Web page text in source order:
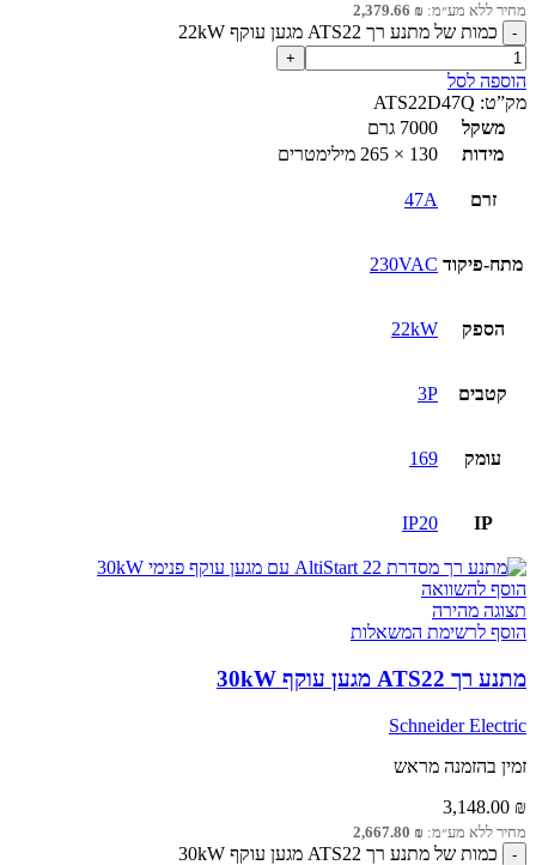
מחיר ללא מע״מ: 2,379.66 ₪
כמות של מתנע רך ATS22 מגען עוקף 22kW
הוספה לסל
מק”ט: ATS22D47Q
משקל
7000 גרם
מידות
130 × 265 מילימטרים
זרם 47A
מתח-פיקוד 230VAC
הספק 22kW
קטבים 3P
עומק 169
IP
IP20
הוסף להשוואה
תצוגה מהירה
הוסף לרשימת המשאלות
מתנע רך ATS22 מגען עוקף 30kW
Schneider Electric
זמין בהזמנה מראש
3,148.00 ₪
מחיר ללא מע״מ: 2,667.80 ₪
כמות של מתנע רך ATS22 מגען עוקף 30kW